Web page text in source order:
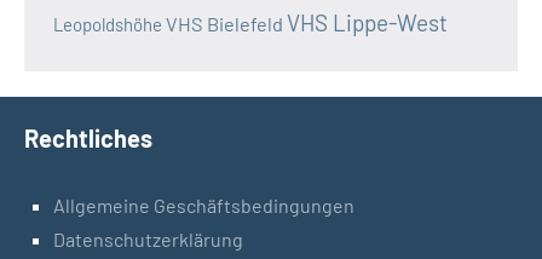
Leopoldshöhe VHS Bielefeld VHS Lippe-West
Rechtliches
Allgemeine Geschäftsbedingungen
Datenschutzerklärung